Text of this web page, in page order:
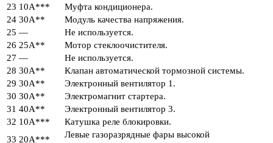
23 10А***
Муфта кондиционера.
24 30А**
Модуль качества напряжения.
25 —
Не используется.
26 25А**
Мотор стеклоочистителя.
27 —
Не используется.
28 30А**
Клапан автоматической тормозной системы.
29 30А**
Электронный вентилятор 1.
30 30А**
Электромагнит стартера.
31 40А**
Электронный вентилятор 3.
32 10А***
Катушка реле блокировки.
33 20А***
Левые газоразрядные фары высокой